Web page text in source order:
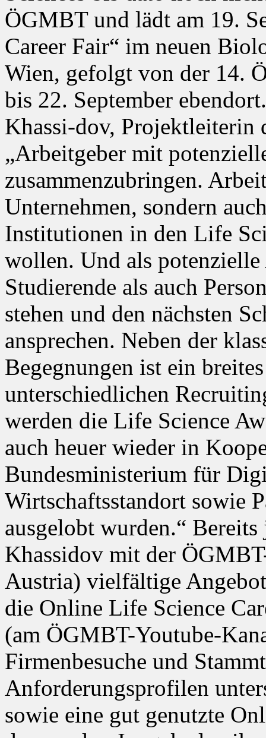
ÖGMBT und lädt am 19.
Career Fair“ im neuen
Wien, gefolgt von der 14.
bis 22. September
Khassi-dov, Projektleiterin
„Arbeitgeber mit
zusammenzubringen.
Unternehmen, sondern
Institutionen in den Life
wollen. Und als
Studierende als auch
stehen und den nächsten
ansprechen. Neben der
Begegnungen ist ein
unterschiedlichen
werden die Life Science
auch heuer wieder in
Bundesministerium für
Wirtschaftsstandort sowie
ausgelobt wurden.“
Khassidov mit der
Austria) vielfältige
die Online Life Science
(am ÖGMBT-Youtube-
Firmenbesuche und
Anforderungsprofilen
sowie eine gut genutzte